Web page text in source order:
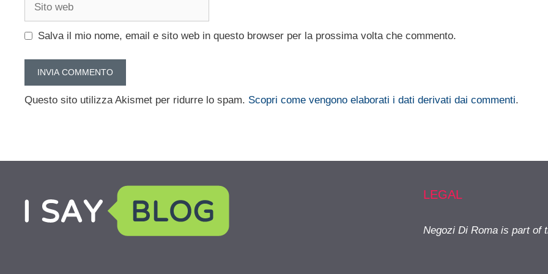
Salva il mio nome, email e sito web in questo browser per la prossima volta che commento.
Questo sito utilizza Akismet per ridurre lo spam. Scopri come vengono elaborati i dati derivati dai commenti.
LEGAL
Negozi Di Roma is part of